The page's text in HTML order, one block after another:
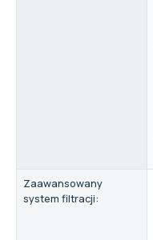
Zaawansowany
system filtracji: